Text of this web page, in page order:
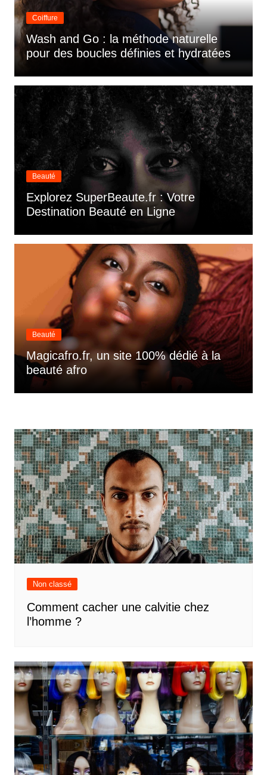
Coiffure
Wash and Go : la méthode naturelle
pour des boucles définies et hydratées
Beauté
Explorez SuperBeaute.fr : Votre
Destination Beauté en Ligne
Beauté
Magicafro.fr, un site 100% dédié à la
beauté afro
Non classé
Comment cacher une calvitie chez
l’homme ?